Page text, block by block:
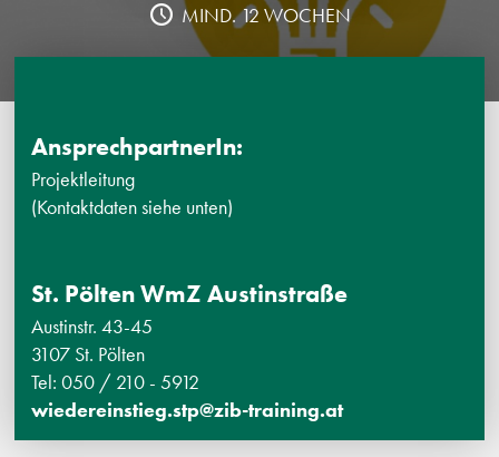
MIND. 12 WOCHEN
AnsprechpartnerIn:
Projektleitung
(Kontaktdaten siehe unten)
St. Pölten WmZ Austinstraße
Austinstr. 43-45
3107 St. Pölten
Tel: 050 / 210 - 5912
wiedereinstieg.stp@zib-training.at